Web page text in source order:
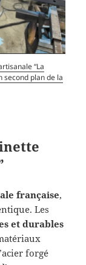
“La
second plan de la
française,
Les
et durables
forgé